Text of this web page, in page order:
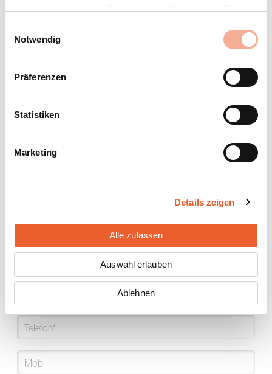
haben oder die sie im Rahmen Ihrer Nutzung der Dienste
Notwendig
Präferenzen
Statistiken
Marketing
Details zeigen
Alle zulassen
Auswahl erlauben
Ablehnen
Vorname*
Nachname*
Firma
Strasse*
Postfach
Ort*
Telefon*
Mobil